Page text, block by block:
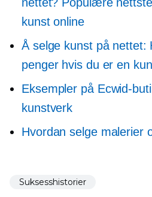
kunst online
Å selge kunst på nettet:
penger hvis du er en
Eksempler på Ecwid-
kunstverk
Hvordan selge malerier
Suksesshistorier